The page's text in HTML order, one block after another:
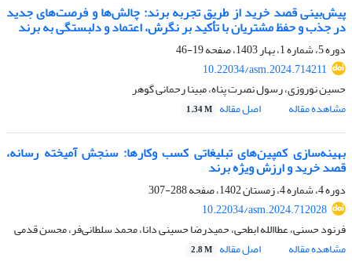
پیش‌بینی قصد خرید از طریق تجربه برند: چالش‌ها و فرصت‌های جدید
در جذب و حفظ مشتریان با تأکید بر نگرش، اعتماد و دلبستگی به برند
دوره 5، شماره 1، بهار 1403، صفحه
19-46
10.22034/asm.2024.714211
حسین نوروزی، رسول نصرت‌ پناه، مبینا رحمانی گوهر
مشاهده مقاله
اصل مقاله 1.34 M
بهینه‌سازی کمپین‌های تبلیغاتی کسب‌ وکارها: سنجش آمیخته رسانه،
قصد خرید و ارزش ویژه برند
دوره 4، شماره 4، زمستان 1402، صفحه
288-307
10.22034/asm.2024.712028
فرنود حسنی، عطاالله ابطحی، حمیدرضا حسینی دانا، محمد سلطانی‌فر، محسن قدمی
مشاهده مقاله
اصل مقاله 2.8 M